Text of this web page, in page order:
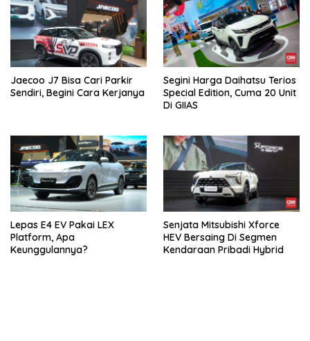
Jaecoo J7 Bisa Cari Parkir
Sendiri, Begini Cara Kerjanya
Segini Harga Daihatsu Terios
Special Edition, Cuma 20 Unit
Di GIIAS
Lepas E4 EV Pakai LEX
Platform, Apa
Keunggulannya?
Senjata Mitsubishi Xforce
HEV Bersaing Di Segmen
Kendaraan Pribadi Hybrid